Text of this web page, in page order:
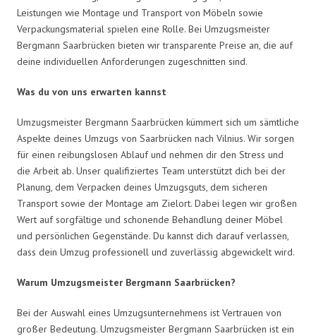
Leistungen wie Montage und Transport von Möbeln sowie
Verpackungsmaterial spielen eine Rolle. Bei Umzugsmeister
Bergmann Saarbrücken bieten wir transparente Preise an, die auf
deine individuellen Anforderungen zugeschnitten sind.
Was du von uns erwarten kannst
Umzugsmeister Bergmann Saarbrücken kümmert sich um sämtliche
Aspekte deines Umzugs von Saarbrücken nach Vilnius. Wir sorgen
für einen reibungslosen Ablauf und nehmen dir den Stress und
die Arbeit ab. Unser qualifiziertes Team unterstützt dich bei der
Planung, dem Verpacken deines Umzugsguts, dem sicheren
Transport sowie der Montage am Zielort. Dabei legen wir großen
Wert auf sorgfältige und schonende Behandlung deiner Möbel
und persönlichen Gegenstände. Du kannst dich darauf verlassen,
dass dein Umzug professionell und zuverlässig abgewickelt wird.
Warum Umzugsmeister Bergmann Saarbrücken?
Bei der Auswahl eines Umzugsunternehmens ist Vertrauen von
großer Bedeutung. Umzugsmeister Bergmann Saarbrücken ist ein